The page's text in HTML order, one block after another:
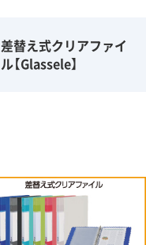
差替え式クリアファイ
ル【Glassele】